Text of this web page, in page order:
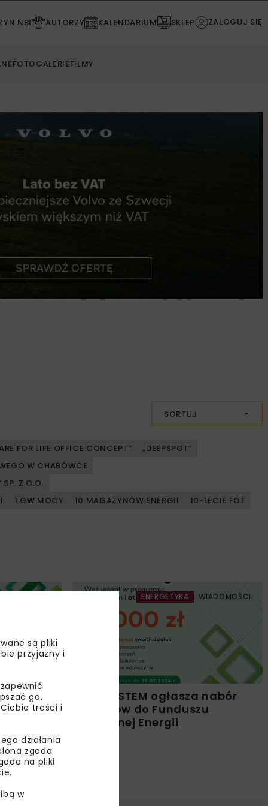
NBI AUTORZY KALENDARIUM SKLEP ZALOGUJ SIĘ
FOTOGALERIEFILMY
SORTUJ
FOR LIFE OFFICE CONCEPT”
„DEEPSPOT”
W CHABÓWCE
SP. Z O.O.
1 1 GW MOCY 10 MAGAZYNÓW ENERGII
10-LECIE FOT
edycji
ENERGETYKA WIADOMOŚCI
GAZ-SYSTEM ogłasza nabór
projektów do Funduszu
Naturalnej Energii
są pliki
przyjazny i
go,
treści i
działania
zgoda
na pliki
w